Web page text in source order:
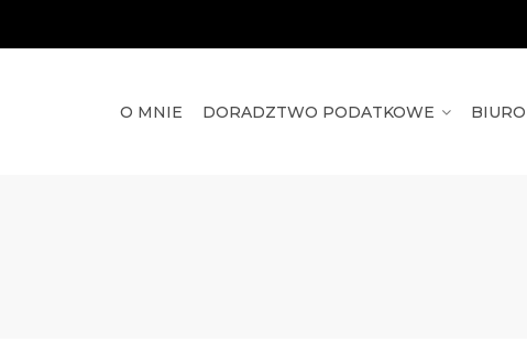
O MNIE DORADZTWO PODATKOWE